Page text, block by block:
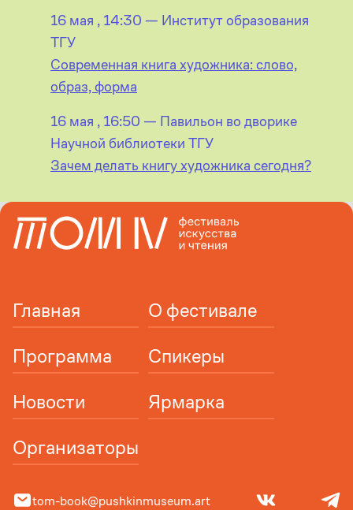
16 мая , 14:30 — Институт образования
ТГУ
Современная книга художника: слово,
образ, форма
16 мая , 16:50 — Павильон во дворике
Научной библиотеки ТГУ
Зачем делать книгу художника сегодня?
Главная О фестивале
Программа Спикеры
Новости Ярмарка
Организаторы
tom-book@pushkinmuseum.art